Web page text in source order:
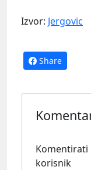
Izvor: Jergovic
Share
Komentirati
korisnik